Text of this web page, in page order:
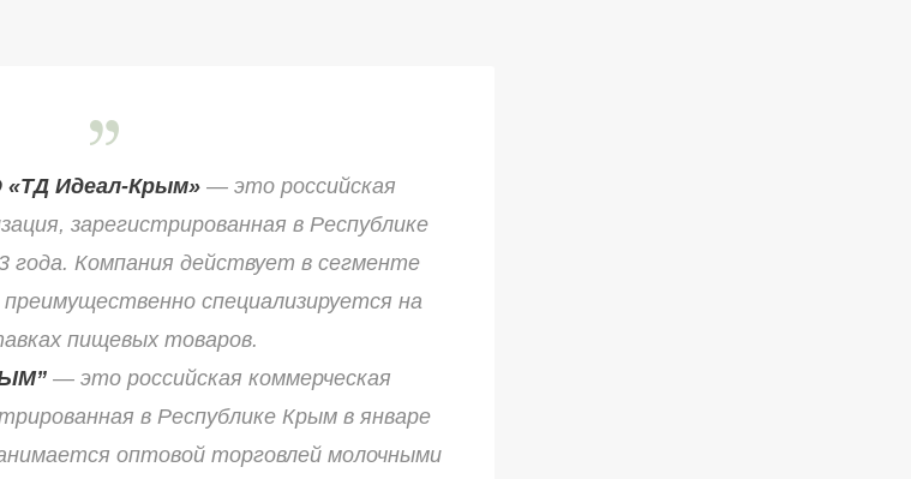
Идеал-Крым»— это российская
зарегистрированная в Республике
года. Компания действует в сегменте
специализируется на
пищевых товаров.
— это российская коммерческая
в Республике Крым в январе
оптовой торговлей молочными